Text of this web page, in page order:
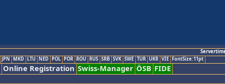
JPN MKD LTU NED POL POR ROU RUS SRB SVK SWE TUR UKR VIE FontSize:11pt
Online Registration Swiss-Manager ÖSB FIDE